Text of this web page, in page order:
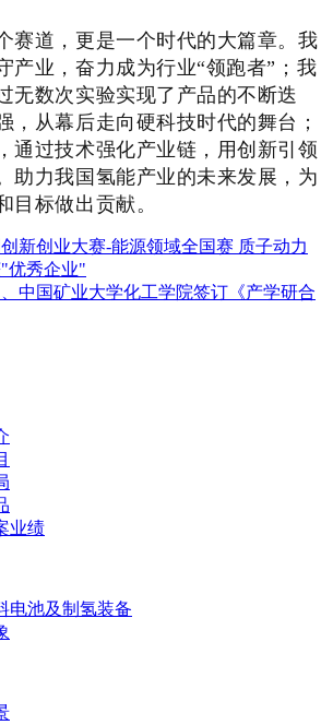
赛道，更是一个时代的大篇章。我
产业，奋力成为行业“领跑者”；我
无数次实验实现了产品的不断迭
，从幕后走向硬科技时代的舞台；
通过技术强化产业链，用创新引领
助力我国氢能产业的未来发展，为
目标做出贡献。
新创业大赛-能源领域全国赛 质子动力
优秀企业"
中国矿业大学化工学院签订《产学研合
业绩
电池及制氢装备